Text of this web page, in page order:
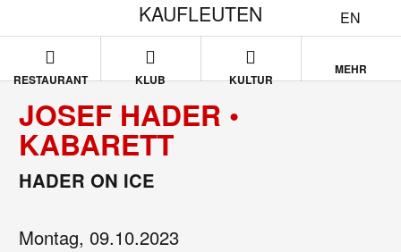
EN
KAUFLEUTEN
RESTAURANT KLUB KULTUR
MEHR
JOSEF HADER •
KABARETT
HADER ON ICE
Montag, 09.10.2023